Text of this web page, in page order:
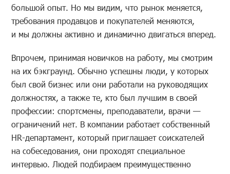
большой опыт. Но мы видим, что рынок меняется,
требования продавцов и покупателей меняются,
и мы должны активно и динамично двигаться вперед.
Впрочем, принимая новичков на работу, мы смотрим
на их бэкграунд. Обычно успешны люди, у которых
был свой бизнес или они работали на руководящих
должностях, а также те, кто был лучшим в своей
профессии: спортсмены, преподаватели, врачи —
ограничений нет. В компании работает собственный
HR-департамент, который приглашает соискателей
на собеседования, они проходят специальное
интервью. Людей подбираем преимущественно